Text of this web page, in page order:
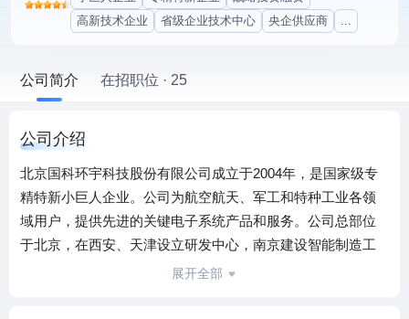
高新技术企业
省级企业技术中心 央企供应商 ...
公司简介 在招职位 · 25
公司介绍
北京国科环宇科技股份有限公司成立于2004年，是国家级专
精特新小巨人企业。公司为航空航天、军工和特种工业各领
域用户，提供先进的关键电子系统产品和服务。公司总部位
于北京，在西安、天津设立研发中心，南京建设智能制造工
厂，厦门成立芯片子公司，并在上海、深圳、成都设有办事
展开全部